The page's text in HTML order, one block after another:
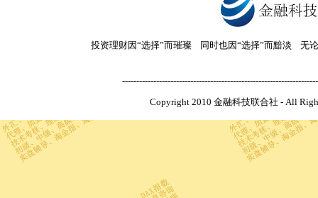
投资理财因“选择”而璀璨 同时也因“选择”而黯淡 无
Copyright 2010 金融科技联合社 - All